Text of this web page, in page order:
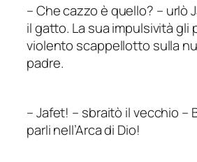
–Che cazzo è quello? – urlò
il gatto. La sua impulsività gli
violento scappellotto sulla
padre.
–Jafet! – sbraitò il vecchio –
parli nell’Arca di Dio!